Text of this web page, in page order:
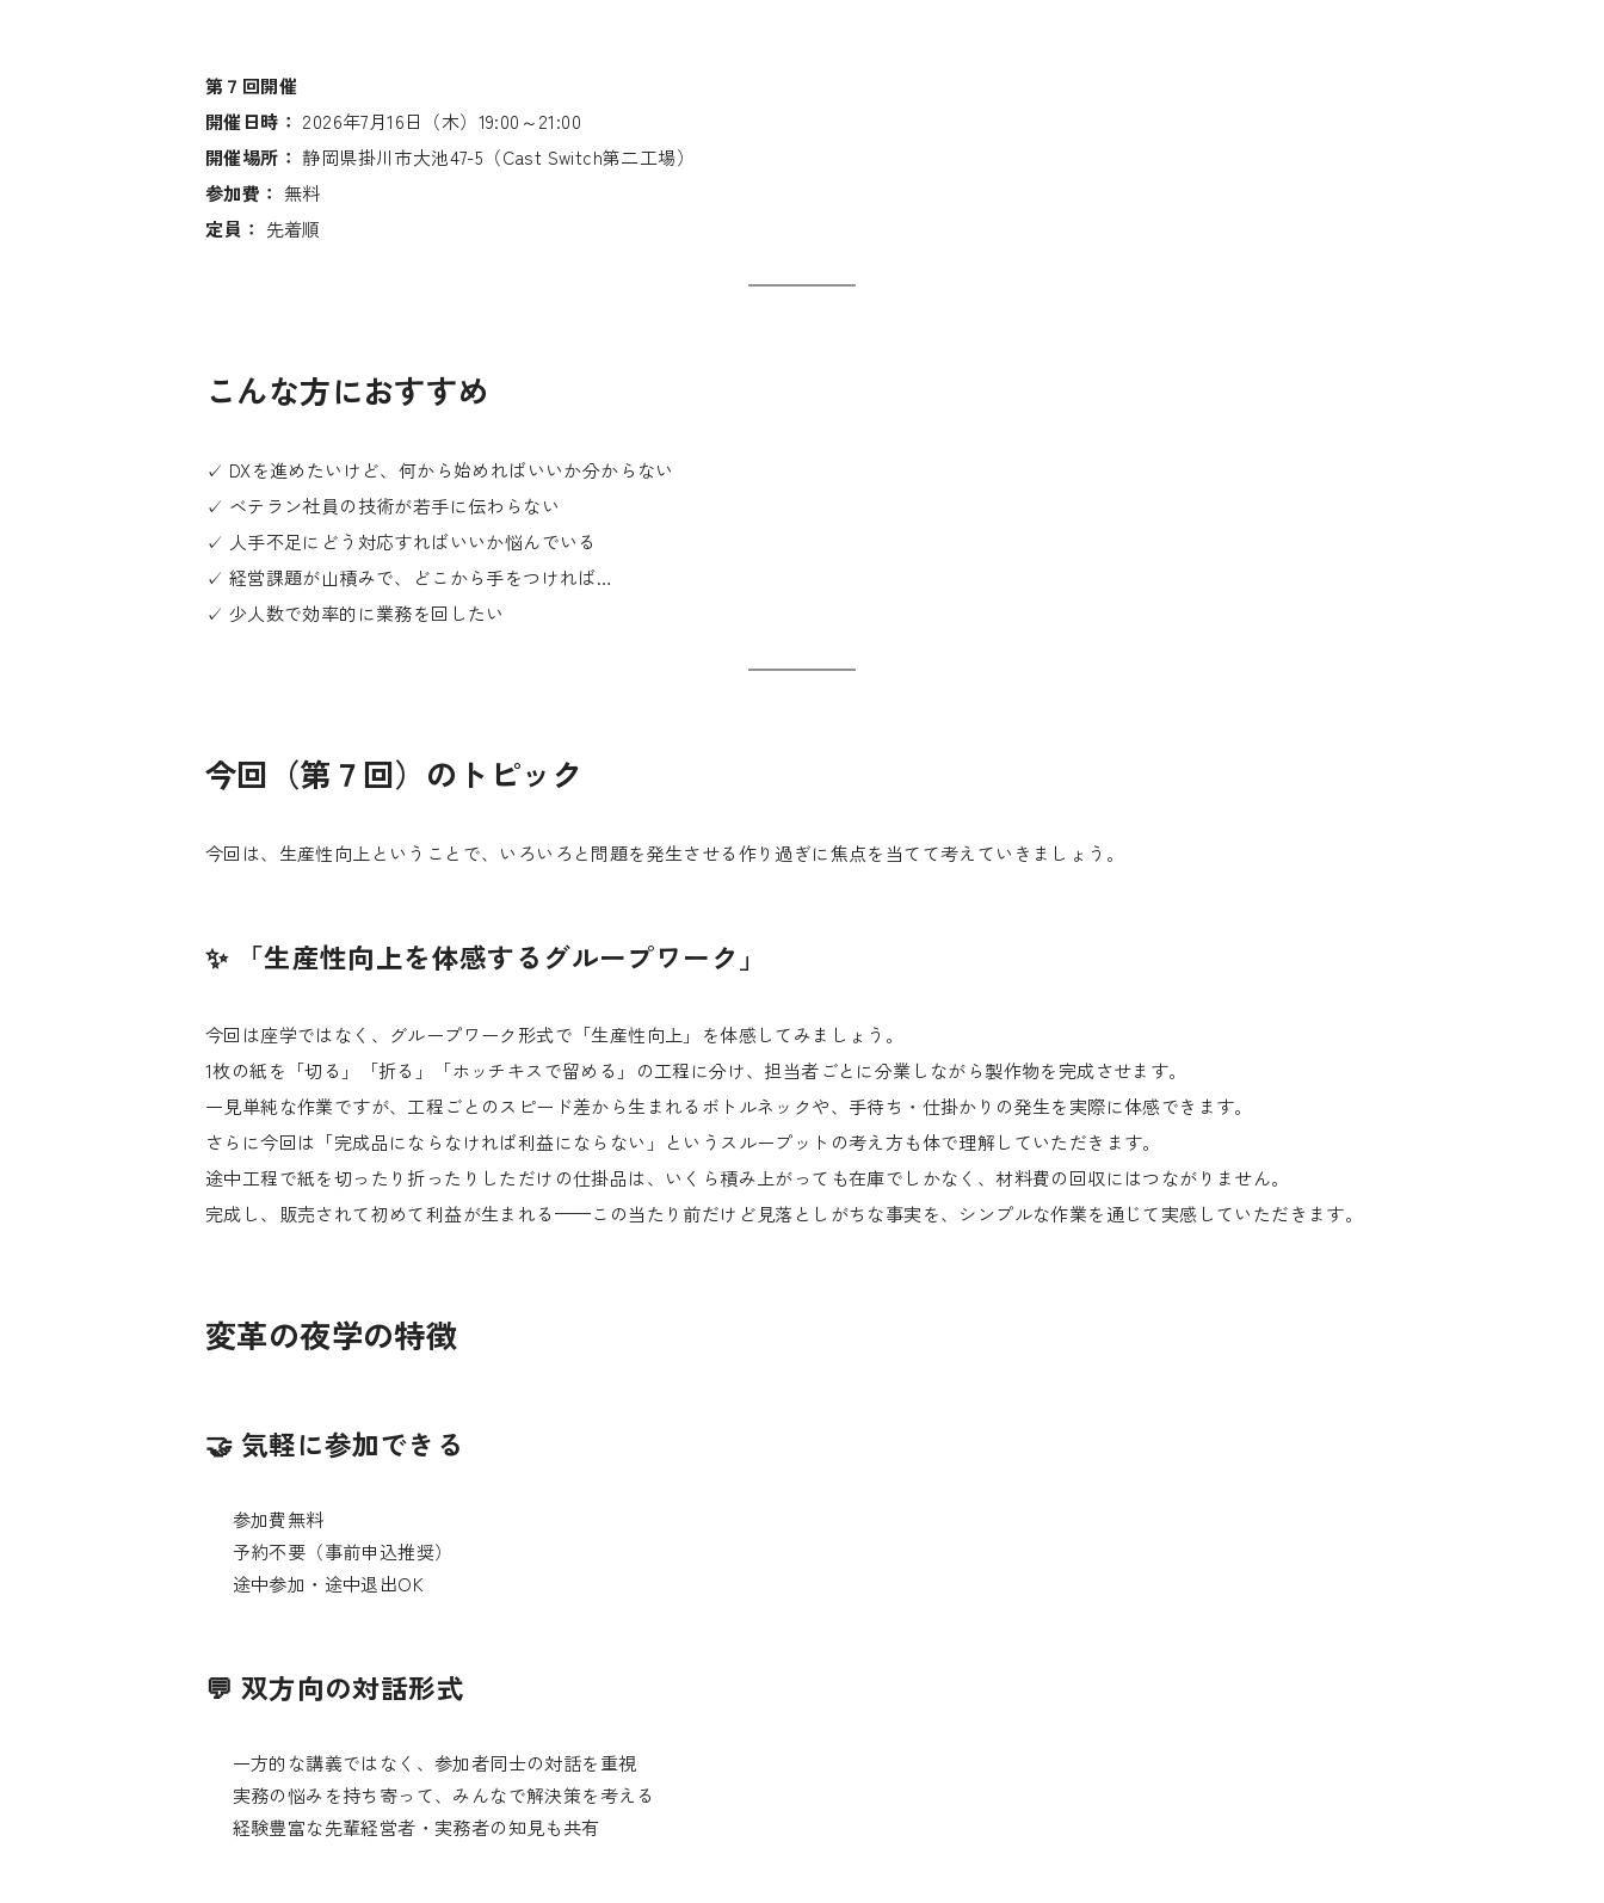
第７回開催
開催日時： 2026年7月16日（木）19:00～21:00
開催場所： 静岡県掛川市大池47-5（Cast Switch第二工場）
参加費： 無料
定員： 先着順
こんな方におすすめ
✓ DXを進めたいけど、何から始めればいいか分からない
✓ ベテラン社員の技術が若手に伝わらない
✓ 人手不足にどう対応すればいいか悩んでいる
✓ 経営課題が山積みで、どこから手をつければ…
✓ 少人数で効率的に業務を回したい
今回（第７回）のトピック
今回は、生産性向上ということで、いろいろと問題を発生させる作り過ぎに焦点を当てて考えていきましょう。
✨ 「生産性向上を体感するグループワーク」
今回は座学ではなく、グループワーク形式で「生産性向上」を体感してみましょう。
1枚の紙を「切る」「折る」「ホッチキスで留める」の工程に分け、担当者ごとに分業しながら製作物を完成させます。
一見単純な作業ですが、工程ごとのスピード差から生まれるボトルネックや、手待ち・仕掛かりの発生を実際に体感できます。
さらに今回は「完成品にならなければ利益にならない」というスループットの考え方も体で理解していただきます。
途中工程で紙を切ったり折ったりしただけの仕掛品は、いくら積み上がっても在庫でしかなく、材料費の回収にはつながりません。
完成し、販売されて初めて利益が生まれる——この当たり前だけど見落としがちな事実を、シンプルな作業を通じて実感していただきます。
変革の夜学の特徴
🤝 気軽に参加できる
参加費無料
予約不要（事前申込推奨）
途中参加・途中退出OK
💬 双方向の対話形式
一方的な講義ではなく、参加者同士の対話を重視
実務の悩みを持ち寄って、みんなで解決策を考える
経験豊富な先輩経営者・実務者の知見も共有